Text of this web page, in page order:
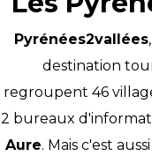
Pyrénées2vallées
destination
regroupent 46
2 bureaux
Aure. Mais c'est aussi